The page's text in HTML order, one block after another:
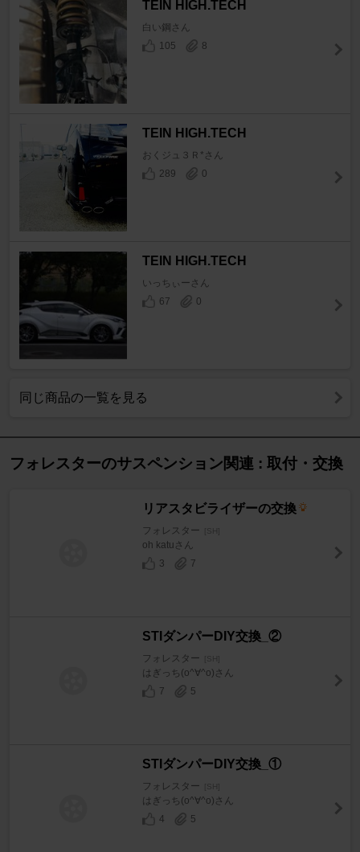
TEIN HIGH.TECH
白い鋼さん
105
8
TEIN HIGH.TECH
おくジュ３Ｒ*さん
289
0
TEIN HIGH.TECH
いっちぃーさん
67
0
同じ商品の一覧を見る
フォレスターのサスペンション関連 : 取付・交換
リアスタビライザーの交換
フォレスター [SH]
oh katuさん
3
7
STIダンパーDIY交換_②
フォレスター [SH]
はぎっち(o^∀^o)さん
7
5
STIダンパーDIY交換_①
フォレスター [SH]
はぎっち(o^∀^o)さん
4
5